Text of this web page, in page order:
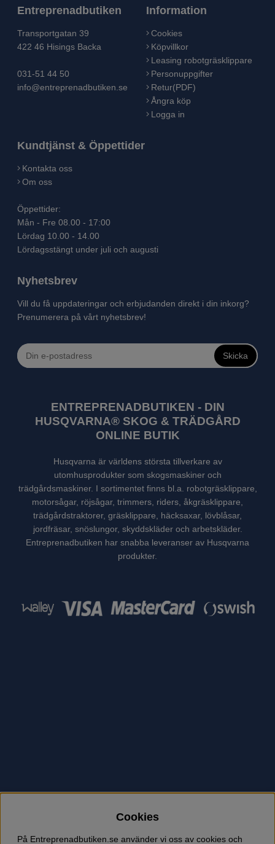
Entreprenadbutiken
Transportgatan 39
422 46 Hisings Backa
031-51 44 50
info@entreprenadbutiken.se
Information
Cookies
Köpvillkor
Leasing robotgräsklippare
Personuppgifter
Retur(PDF)
Ångra köp
Logga in
Kundtjänst & Öppettider
Kontakta oss
Om oss
Öppettider:
Mån - Fre 08.00 - 17:00
Lördag 10.00 - 14.00
Lördagsstängt under juli och augusti
Nyhetsbrev
Vill du få uppdateringar och erbjudanden direkt i din inkorg?
Prenumerera på vårt nyhetsbrev!
Skicka
ENTREPRENADBUTIKEN - DIN
HUSQVARNA® SKOG & TRÄDGÅRD
ONLINE BUTIK
Husqvarna är världens största tillverkare av
utomhusprodukter som skogsmaskiner och
trädgårdsmaskiner. I sortimentet finns bl.a. robotgräsklippare,
motorsågar, röjsågar, trimmers, riders, åkgräsklippare,
trädgårdstraktorer, gräsklippare, häcksaxar, lövblåsar,
jordfräsar, snöslungor, skyddskläder och arbetskläder.
Entreprenadbutiken har snabba leveranser av Husqvarna
produkter.
Cookies
På Entreprenadbutiken.se använder vi oss av cookies och